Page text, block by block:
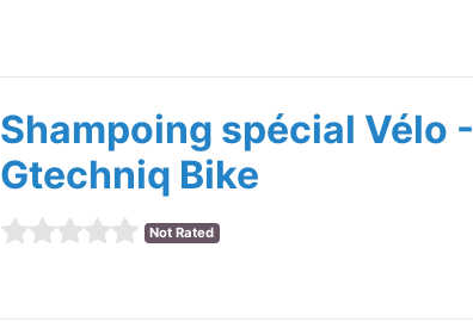
Shampoing spécial Vélo -
Gtechniq Bike
Not Rated